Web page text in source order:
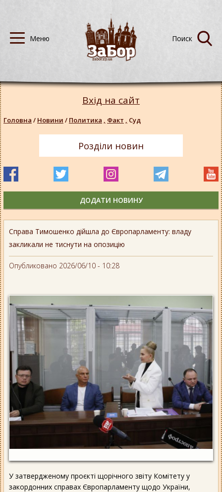
Справа Тимошенко дійшла до Європарламенту: владу
закликали не тиснути на опозицію
Опубликовано 2026/06/10 - 10:28
У затвердженому проєкті щорічного звіту Комітету у
закордонних справах Європарламенту щодо України,
Вхід на сайт
Головна / Новини / Политика , Факт , Суд
Розділи новин
ДОДАТИ НОВИНУ